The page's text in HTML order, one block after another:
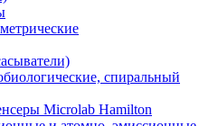
спиральный
Microlab Hamilton